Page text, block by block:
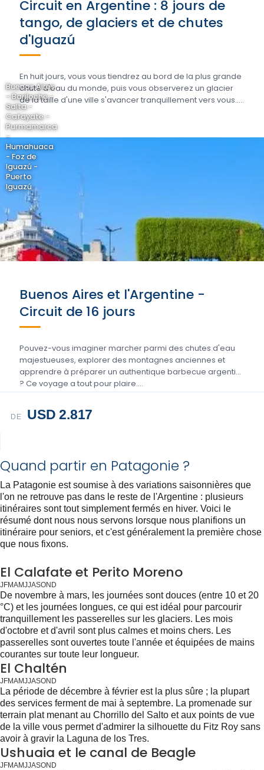
Circuit en Argentine : 8 jours de
tango, de glaciers et de chutes
d'Iguazú
En huit jours, vous vous tiendrez au bord de la plus grande
chute d'eau du monde, puis vous observerez un glacier
de la taille d'une ville s'avancer tranquillement vers vous.....
Buenos Aires
- Bariloche -
Salta -
Cafayate -
Purmamarca
-
Humahuaca
- Foz de
Iguazú -
Puerto
Iguazú
Buenos Aires et l'Argentine -
Circuit de 16 jours
Pouvez-vous imaginer marcher parmi des chutes d'eau
majestueuses, explorer des montagnes anciennes et
apprendre à préparer un authentique barbecue argentin
? Ce voyage a tout pour plaire....
DE USD 2.817
Quand partir en Patagonie ?
La Patagonie est soumise à des variations saisonnières que
l'on ne retrouve pas dans le reste de l'Argentine : plusieurs
itinéraires sont tout simplement fermés en hiver. Voici le
résumé dont nous nous servons lorsque nous planifions un
itinéraire pour seniors, et c'est généralement la première chose
que nous fixons.
El Calafate et Perito Moreno
J FMAMJJASON D
De novembre à mars, les journées sont douces (entre 10 et 20
°C) et les journées longues, ce qui est idéal pour parcourir
tranquillement les passerelles sur les glaciers. Les mois
d'octobre et d'avril sont plus calmes et moins chers. Les
passerelles sont ouvertes toute l'année et équipées de mains
courantes sur toute leur longueur.
El Chaltén
J FMAMJJASON D
La période de décembre à février est la plus sûre ; la plupart
des services ferment de mai à septembre. La promenade sur
terrain plat menant au Chorrillo del Salto et aux points de vue
de la ville vous permet d'admirer la silhouette du Fitz Roy sans
avoir à gravir la Laguna de los Tres.
Ushuaia et le canal de Beagle
J FMAMJJASON D